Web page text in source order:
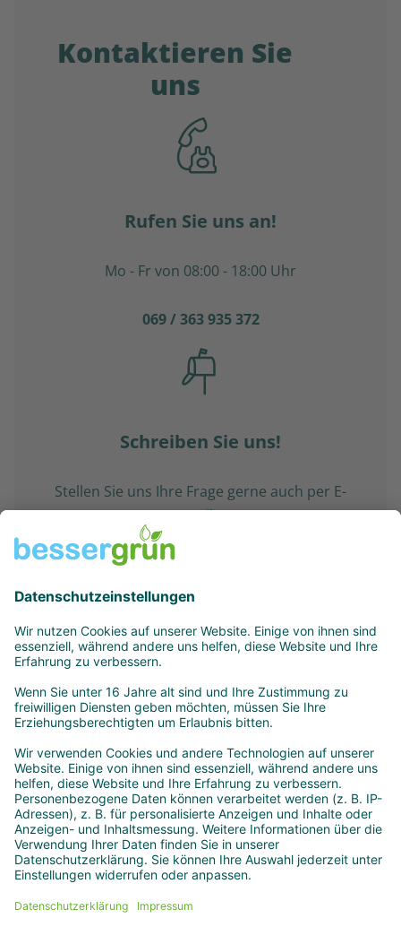
Kontaktieren Sie
uns
Rufen Sie uns an!
Mo - Fr von 08:00 - 18:00 Uhr
069 / 363 935 372
Schreiben Sie uns!
Stellen Sie uns Ihre Frage gerne auch per E-
Mail.
E-Mail schreiben!
PRODUKTE
Versicherungen
& Finanzen
Energie
Reisen
UNTERNEHMEN
Über uns
Unser Konzept
Unser Podcast
Blog
Presse
FOLGEN SIE